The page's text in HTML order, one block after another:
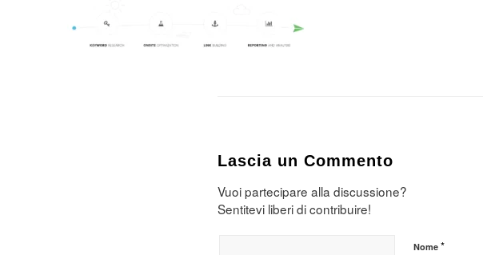
Lascia un Commento
Vuoi partecipare alla discussione?
Sentitevi liberi di contribuire!
Nome *